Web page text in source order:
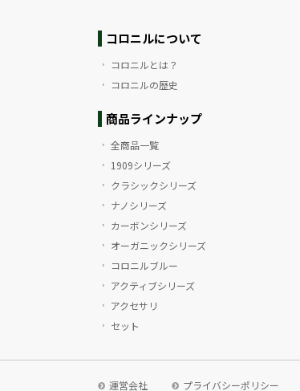
コロニルについて
コロニルとは？
コロニルの歴史
商品ラインナップ
全商品一覧
1909シリーズ
クラシックシリーズ
ナノシリーズ
カーボンシリーズ
オーガニックシリーズ
コロニルブルー
アクティブシリーズ
アクセサリ
セット
運営会社 プライバシーポリシー